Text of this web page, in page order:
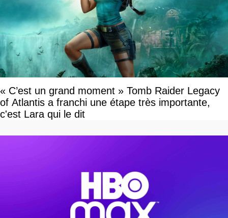
« C’est un grand moment » Tomb Raider Legacy
of Atlantis a franchi une étape très importante,
c'est Lara qui le dit